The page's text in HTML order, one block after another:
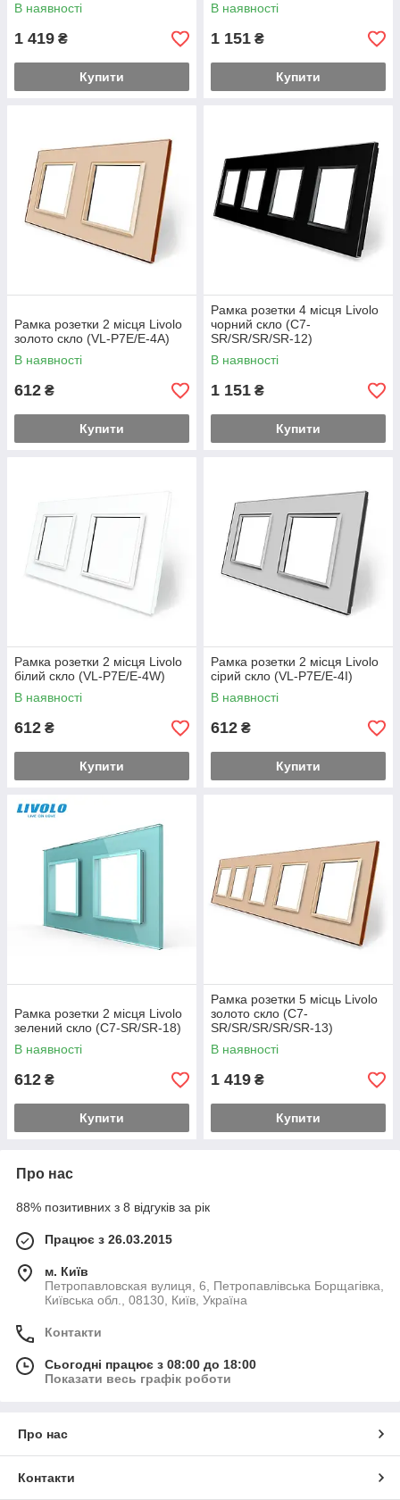
В наявності
1 419 ₴
Купити
В наявності
1 151 ₴
Купити
Рамка розетки 2 місця Livolo
золото скло (VL-P7E/E-4A)
В наявності
612 ₴
Купити
Рамка розетки 4 місця Livolo
чорний скло (C7-
SR/SR/SR/SR-12)
В наявності
1 151 ₴
Купити
Рамка розетки 2 місця Livolo
білий скло (VL-P7E/E-4W)
В наявності
612 ₴
Купити
Рамка розетки 2 місця Livolo
сірий скло (VL-P7E/E-4I)
В наявності
612 ₴
Купити
Рамка розетки 2 місця Livolo
зелений скло (C7-SR/SR-18)
В наявності
612 ₴
Купити
Рамка розетки 5 місць Livolo
золото скло (C7-
SR/SR/SR/SR/SR-13)
В наявності
1 419 ₴
Купити
Про нас
88% позитивних з 8 відгуків за рік
Працює з 26.03.2015
м. Київ
Петропавловская вулиця, 6, Петропавлівська Борщагівка,
Київська обл., 08130, Київ, Україна
Контакти
Сьогодні працює з 08:00 до 18:00
Показати весь графік роботи
Про нас
Контакти